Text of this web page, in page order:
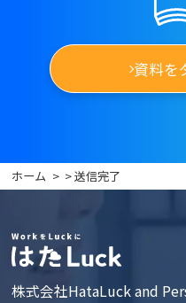
資料を
ホーム > > 送信完了
株式会社HataLuck and